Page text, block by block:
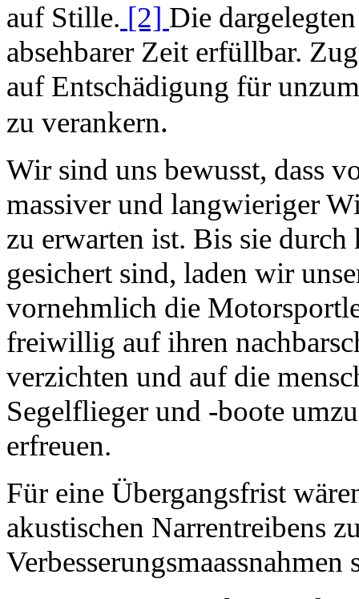
auf Stille. [2] Die
absehbarer Zeit erfüllbar.
auf Entschädigung für
zu verankern.
Wir sind uns bewusst, dass
massiver und langwieriger
zu erwarten ist. Bis sie
gesichert sind, laden wir
vornehmlich die
freiwillig auf ihren
verzichten und auf die
Segelflieger und -boote
erfreuen.
Für eine Übergangsfrist
akustischen Narrentreibens